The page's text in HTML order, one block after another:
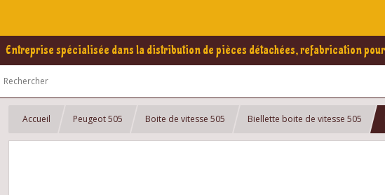
Entreprise spécialisée dans la distribution de pièces détachées, refabrication pour
Accueil Peugeot 505 Boite de vitesse 505 Biellette boite de vitesse 505